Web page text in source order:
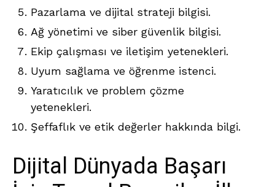
Pazarlama ve dijital strateji bilgisi.
Ağ yönetimi ve siber güvenlik bilgisi.
Ekip çalışması ve iletişim yetenekleri.
Uyum sağlama ve öğrenme istenci.
Yaratıcılık ve problem çözme
yetenekleri.
Şeffaflık ve etik değerler hakkında bilgi.
Dijital Dünyada Başarı